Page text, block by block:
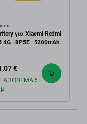
για Xiaomi Redmi
4G | BP5E | 5200mAh
€
ΑΠΌΘΕΜΑ 6